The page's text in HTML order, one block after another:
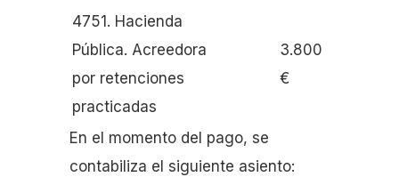
4751. Hacienda
Pública. Acreedora
por retenciones
practicadas
3.800
€
En el momento del pago, se
contabiliza el siguiente asiento: